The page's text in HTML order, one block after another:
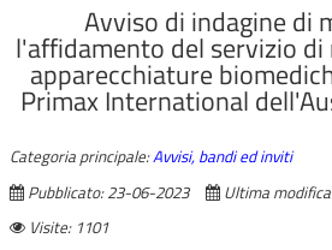
Avviso di indagine di
l'affidamento del servizio
apparecchiature
Primax International
Categoria principale:Avvisi, bandi ed inviti
Pubblicato: 23-06-2023
Ultima
Visite: 1101